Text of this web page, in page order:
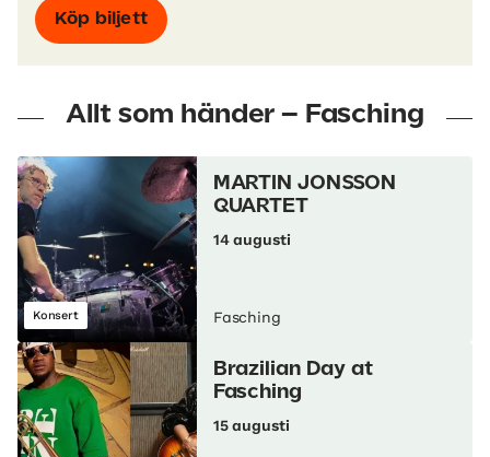
Köp biljett
Allt som händer – Fasching
Konsert
MARTIN JONSSON
QUARTET
14 augusti
Fasching
Brazilian Day at
Fasching
15 augusti